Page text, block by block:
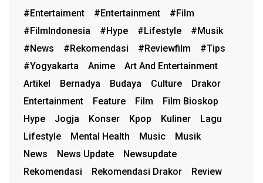
#entertaiment #entertainment
#film
#FilmIndonesia
#hype #lifestyle
#musik
#News
#rekomendasi #reviewfilm
#Tips
#Yogyakarta
Anime
Art And Entertainment
Artikel
Bernadya Budaya Culture
Drakor
Entertainment
Feature Film
Film Bioskop
Hype
Jogja Konser Kpop Kuliner
Lagu
Lifestyle
Mental Health Music
Musik
News
News Update
Newsupdate
Rekomendasi
Rekomendasi Drakor
Review